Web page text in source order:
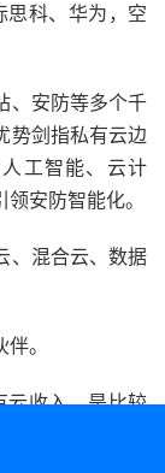
思科、华为，空
、安防等多个千
势剑指私有云边
工智能、云计
安防智能化。
、混合云、数据
。
云收入，是比较